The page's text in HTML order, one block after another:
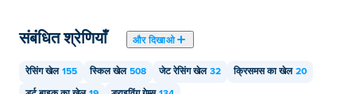
संबंधित श्रेणियाँ और दिखाओ
रेसिंग खेल 155 स्किल खेल 508 जेट रेसिंग खेल 32 क्रिसमस का खेल 20